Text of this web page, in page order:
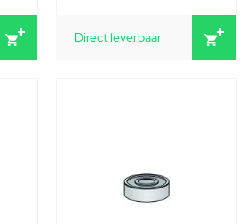
Direct leverbaar